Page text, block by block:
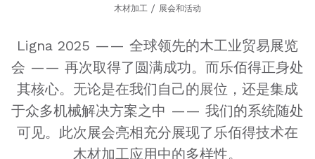
木材加工 展会和活动
Ligna 2025 —— 全球领先的木工业贸易展览
会 —— 再次取得了圆满成功。而乐佰得正身处
其核心。无论是在我们自己的展位，还是集成
于众多机械解决方案之中 —— 我们的系统随处
可见。此次展会亮相充分展现了乐佰得技术在
木材加工应用中的多样性。